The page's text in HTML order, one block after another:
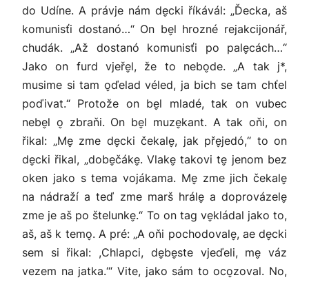
do Udíne. A právje nám de̬cki říkávál: „Ďecka, aš
komunisťi dostanó…“ On be̬l hrozné rejakcijonář,
chudák. „Až dostanó komunisťi po pale̬cách…“
Jako on furd vjeře̬l, že to nebo̬de. „A tak j*,
musime si tam o̬ďelad véled, ja bich se tam chťel
poďivat.“ Protože on be̬l mladé, tak on vubec
nebe̬l o̬ zbraňi. On be̬l muze̬kant. A tak oňi, on
řikal: „Me̬ zme de̬cki čekale̬, jak pře̬jedó,“ to on
de̬cki řikal, „dobe̬čáke̬. Vlake̬ takovi te̬ jenom bez
oken jako s tema vojákama. Me̬ zme jich čekale̬
na nádraží a teď zme marš hrále̬ a doprovázele̬
zme je aš po štelunke̬.“ To on tag ve̬kládal jako to,
aš, aš k temo̬. A pré: „A oňi pochodovale̬, ae de̬cki
sem si řikal: ,Chlapci, de̬be̬ste vjeďeli, me̬ váz
vezem na jatka.‘“ Vite, jako sám to oco̬zoval. No,